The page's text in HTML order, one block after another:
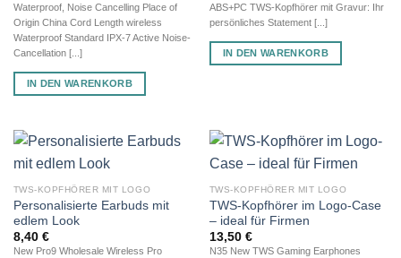
Waterproof, Noise Cancelling Place of
Origin China Cord Length wireless
Waterproof Standard IPX-7 Active Noise-
Cancellation [...]
IN DEN WARENKORB
ABS+PC TWS-Kopfhörer mit Gravur: Ihr
persönliches Statement [...]
IN DEN WARENKORB
TWS-KOPFHÖRER MIT LOGO
Personalisierte Earbuds mit
edlem Look
8,40 €
New Pro9 Wholesale Wireless Pro
TWS-KOPFHÖRER MIT LOGO
TWS-Kopfhörer im Logo-Case
– ideal für Firmen
13,50 €
N35 New TWS Gaming Earphones